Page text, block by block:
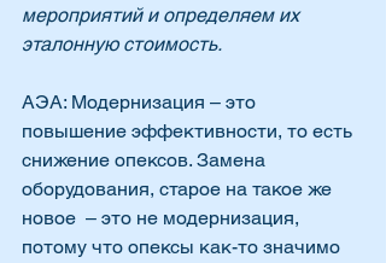
мероприятий и определяем их
эталонную стоимость.
АЭА: Модернизация – это
повышение эффективности, то есть
снижение опексов. Замена
оборудования, старое на такое же
новое  – это не модернизация,
потому что опексы как-то значимо